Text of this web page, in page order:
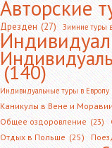
Авторские
Дрезден (27) Зимние туры
(140)
Индивидуальные туры в Европу
Каникулы в Вене и Моравии
Общее оздоровление (23)
Отдых в Польше (25)